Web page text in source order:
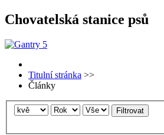
Chovatelská stanice psů
Titulní stránka >>
Články
Filtrovat